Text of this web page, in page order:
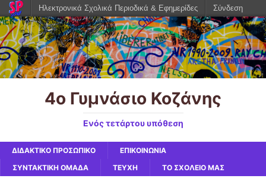
4ο Γυμνάσιο Κοζάνης
Ενός τετάρτου υπόθεση
ΔΙΔΑΚΤΙΚΟ ΠΡΟΣΩΠΙΚΟ
ΕΠΙΚΟΙΝΩΝΙΑ
ΣΥΝΤΑΚΤΙΚΗ ΟΜΑΔΑ
ΤΕΥΧΗ ΤΟ ΣΧΟΛΕΙΟ ΜΑΣ
Ηλεκτρονικά Σχολικά Περιοδικά & Εφημερίδες Σύνδεση